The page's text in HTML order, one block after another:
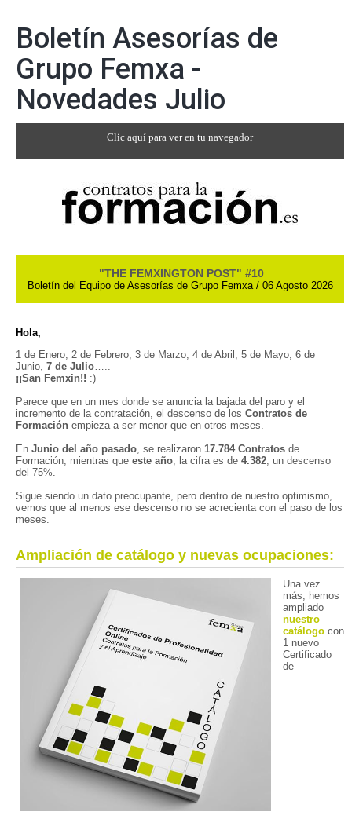
Boletín Asesorías de
Grupo Femxa -
Novedades Julio